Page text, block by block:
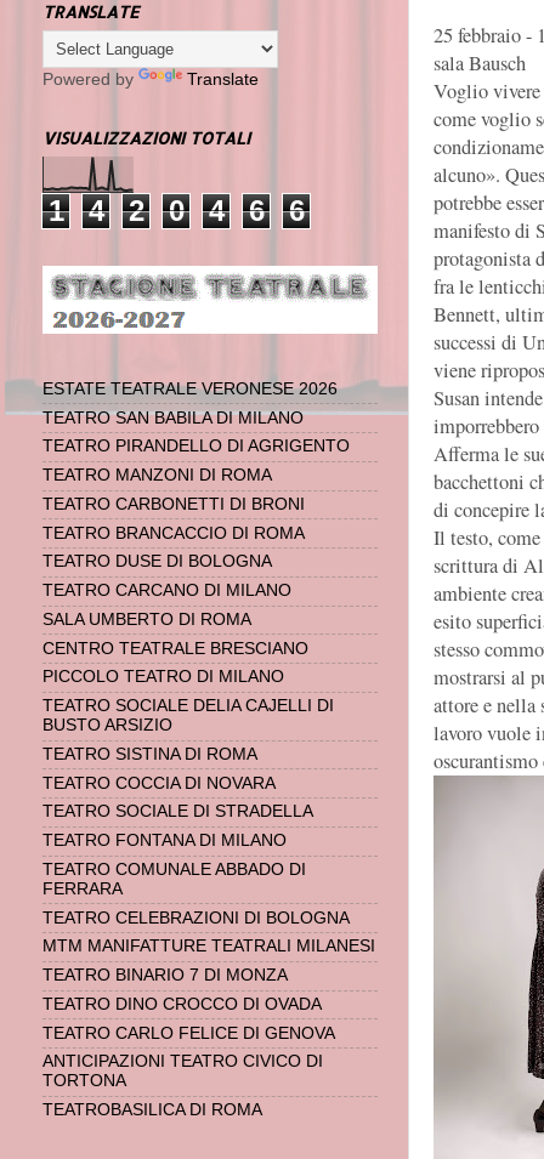
25 febbraio -
sala Bausch
Voglio
come voglio
alcuno».
potrebbe
manifesto di
protagonista
fra le
Bennett,
successi di
viene
Susan
Afferma le
bacchettoni
di concepire
Il testo,
scrittura di
ambiente
esito
stesso
mostrarsi al
attore e nella
lavoro vuole
TRANSLATE
Powered by Translate
VISUALIZZAZIONI TOTALI
1 4 2 0 4 6 6
ESTATE TEATRALE VERONESE 2026
TEATRO SAN BABILA DI MILANO
TEATRO PIRANDELLO DI AGRIGENTO
TEATRO MANZONI DI ROMA
TEATRO CARBONETTI DI BRONI
TEATRO BRANCACCIO DI ROMA
TEATRO DUSE DI BOLOGNA
TEATRO CARCANO DI MILANO
SALA UMBERTO DI ROMA
CENTRO TEATRALE BRESCIANO
PICCOLO TEATRO DI MILANO
TEATRO SOCIALE DELIA CAJELLI DI
BUSTO ARSIZIO
TEATRO SISTINA DI ROMA
TEATRO COCCIA DI NOVARA
TEATRO SOCIALE DI STRADELLA
TEATRO FONTANA DI MILANO
TEATRO COMUNALE ABBADO DI
FERRARA
TEATRO CELEBRAZIONI DI BOLOGNA
MTM MANIFATTURE TEATRALI MILANESI
TEATRO BINARIO 7 DI MONZA
TEATRO DINO CROCCO DI OVADA
TEATRO CARLO FELICE DI GENOVA
ANTICIPAZIONI TEATRO CIVICO DI
TORTONA
TEATROBASILICA DI ROMA